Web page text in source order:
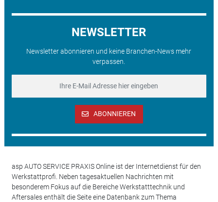
NEWSLETTER
Newsletter abonnieren und keine Branchen-News mehr
verpassen.
ABONNIEREN
asp AUTO SERVICE PRAXIS Online ist der Internetdienst für den
Werkstattprofi. Neben tagesaktuellen Nachrichten mit
besonderem Fokus auf die Bereiche Werkstatttechnik und
Aftersales enthält die Seite eine Datenbank zum Thema